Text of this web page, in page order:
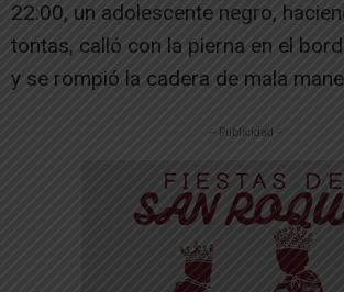
22:00, un adolescente negro,
tontas, calló con la pierna en el
y se rompió la cadera de mala
-- Publicidad --